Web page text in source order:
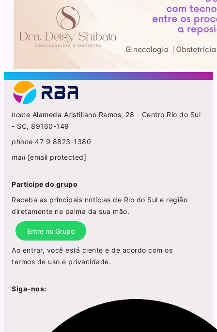
home Alameda Aristiliano Ramos, 28 - Centro Rio do Sul
- SC, 89160-149
phone 47 9 8823-1380
mail [email protected]
Participe do grupo
Receba as principais notícias de Rio do Sul e região
diretamente na palma da sua mão.
Entre no Grupo
Ao entrar, você está ciente e de acordo com os
termos de uso e privacidade.
Siga-nos: